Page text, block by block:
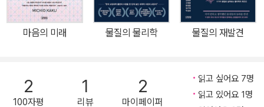
기다. 이번에 (주)사이언스북스에서 출간된 『빛의 핵심: 물리학자 고
재현의 광학 이야기』는 일상 속에서 끊임없이 명멸하는 빛의 의미와,
빛에 기초한 광기술의 현재를 가장 알기 쉽게 안내해 주는 책이다. 이
과 조명, 응집 물질 분광학 등 빛의 응용을 연구하는 물리학자이자, 누
구보다 빛을 사랑하는 ‘빛 박사’이다. 삼성코닝 책임 연구원을 거쳐 현
마음의 미래 물질의 물리학 물질의 재발견
2
100자평
1
리뷰
2
마이페이퍼
읽고 싶어요 7명
읽고 있어요 1명